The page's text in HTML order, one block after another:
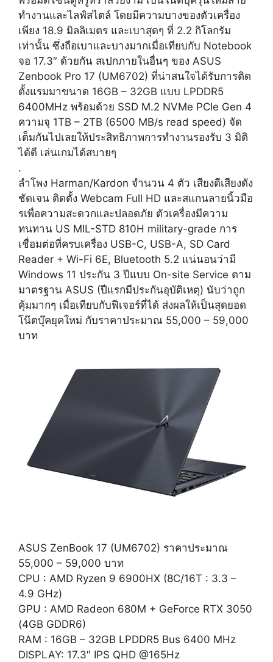
ทำงานและไลฟ์สไตล์ โดยมีความบางของตัวเครื่อง
เพียง 18.9 มิลลิเมตร และเบาสุดๆ ที่ 2.2 กิโลกรัม
เท่านั้น ซึ่งถือเบาและบางมากเมื่อเทียบกับ Notebook
จอ 17.3″ ด้วยกัน สเปกภายในอื่นๆ ของ ASUS
Zenbook Pro 17 (UM6702) ที่น่าสนใจได้รับการติด
ตั้งแรมมาขนาด 16GB – 32GB แบบ LPDDR5
6400MHz พร้อมด้วย SSD M.2 NVMe PCIe Gen 4
ความจุ 1TB – 2TB (6500 MB/s read speed) จัด
เต็มกันไปเลยให้ประสิทธิภาพการทำงานรองรับ 3 มิติ
ได้ดี เล่นเกมได้สบายๆ
.
ลำโพง Harman/Kardon จำนวน 4 ตัว เสียงดีเสียงดัง
ชัดเจน ติดตั้ง Webcam Full HD และสแกนลายนิ้วมือ
รเพื่อความสะดวกและปลอดภัย ตัวเครื่องมีความ
ทนทาน US MIL-STD 810H military-grade การ
เชื่อมต่อที่ครบเครื่อง USB-C, USB-A, SD Card
Reader + Wi-Fi 6E, Bluetooth 5.2 แน่นอนว่ามี
Windows 11 ประกัน 3 ปีแบบ On-site Service ตาม
มาตรฐาน ASUS (ปีแรกมีประกันอุบัติเหตุ) นับว่าถูก
คุ้มมากๆ เมื่อเทียบกับฟีเจอร์ที่ได้ ส่งผลให้เป็นสุดยอด
โน๊ตบุ๊คยุคใหม่ กับราคาประมาณ 55,000 – 59,000
บาท
ASUS ZenBook 17 (UM6702) ราคาประมาณ
55,000 – 59,000 บาท
CPU : AMD Ryzen 9 6900HX (8C/16T : 3.3 –
4.9 GHz)
GPU : AMD Radeon 680M + GeForce RTX 3050
(4GB GDDR6)
RAM : 16GB – 32GB LPDDR5 Bus 6400 MHz
DISPLAY: 17.3″ IPS QHD @165Hz